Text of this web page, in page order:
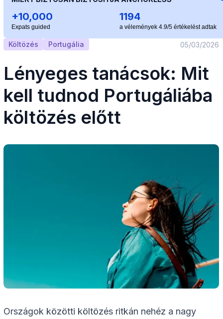
+10,000
Expats guided
1194
a vélemények 4.9/5 értékelést adtak
Költözés Portugália 05/03/2026
Lényeges tanácsok: Mit
kell tudnod Portugáliába
költözés előtt
Országok közötti költözés ritkán nehéz a nagy